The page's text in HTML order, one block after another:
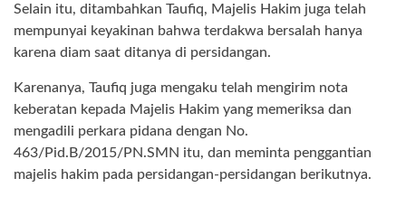
Selain itu, ditambahkan Taufiq, Majelis Hakim juga telah
mempunyai keyakinan bahwa terdakwa bersalah hanya
karena diam saat ditanya di persidangan.
Karenanya, Taufiq juga mengaku telah mengirim nota
keberatan kepada Majelis Hakim yang memeriksa dan
mengadili perkara pidana dengan No.
463/Pid.B/2015/PN.SMN itu, dan meminta penggantian
majelis hakim pada persidangan-persidangan berikutnya.